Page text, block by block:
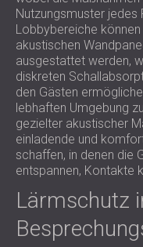
Nutzungsmuster jedes
Lobbybereiche
akustischen
ausgestattet werden,
diskreten
den Gästen
lebhaften Umgebung
gezielter akustischer
einladende und
schaffen, in denen die
entspannen, Kontakte
Lärmschutz